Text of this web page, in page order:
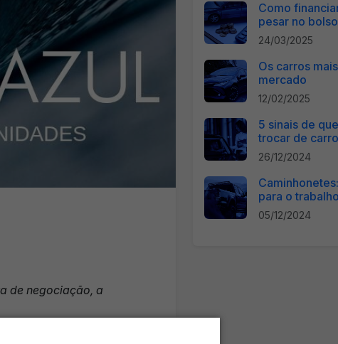
de negociação, a
consignacao
Como
pesar no bolso
24/03/2025
Os carros
mercado
12/02/2025
5 sinais de
trocar de carro
26/12/2024
para o
05/12/2024